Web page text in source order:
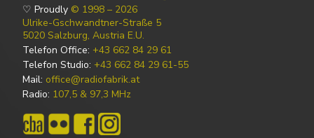
♡ Proudly © 1998 – 2026
Ulrike-Gschwandtner-Straße 5
5020 Salzburg, Austria E.U.
Telefon Office: +43 662 84 29 61
Telefon Studio: +43 662 84 29 61-55
Mail: office@radiofabrik.at
Radio: 107,5 & 97,3 MHz